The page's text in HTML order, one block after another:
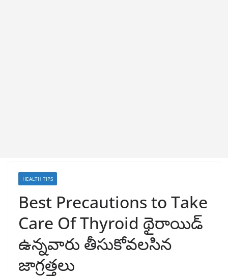
HEALTH TIPS
Best Precautions to Take
Care Of Thyroid థైరాయిడ్
ఉన్నవారు తీసుకోవలసిన
జాగ్రత్తలు